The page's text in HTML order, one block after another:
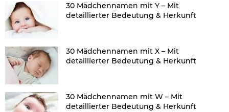
30 Mädchennamen mit Y – Mit
detaillierter Bedeutung & Herkunft
30 Mädchennamen mit X – Mit
detaillierter Bedeutung & Herkunft
30 Mädchennamen mit W – Mit
detaillierter Bedeutung & Herkunft